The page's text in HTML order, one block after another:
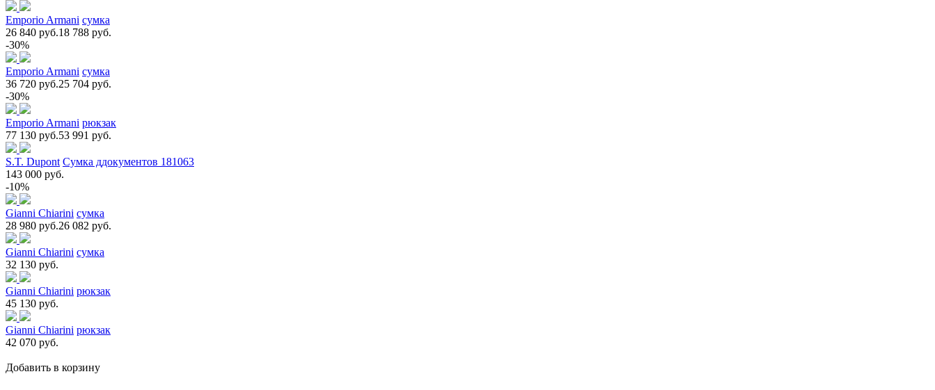
Emporio Armani сумка
26 840 руб.18 788 руб.
-30%
Emporio Armani сумка
36 720 руб.25 704 руб.
-30%
Emporio Armani рюкзак
77 130 руб.53 991 руб.
S.T. Dupont Сумка ддокументов 181063
143 000 руб.
-10%
Gianni Chiarini сумка
28 980 руб.26 082 руб.
Gianni Chiarini сумка
32 130 руб.
Gianni Chiarini рюкзак
45 130 руб.
Gianni Chiarini рюкзак
42 070 руб.
Добавить в корзину